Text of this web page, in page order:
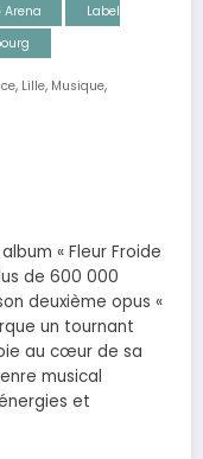
Arena
Label
, Lille, Musique,
« Fleur Froide
de 600 000
deuxième opus «
un tournant
au cœur de sa
musical
et